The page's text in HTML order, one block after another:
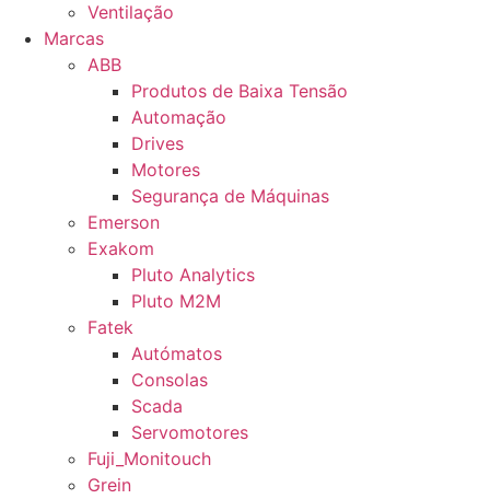
Ventilação
Marcas
ABB
Produtos de Baixa Tensão
Automação
Drives
Motores
Segurança de Máquinas
Emerson
Exakom
Pluto Analytics
Pluto M2M
Fatek
Autómatos
Consolas
Scada
Servomotores
Fuji_Monitouch
Grein